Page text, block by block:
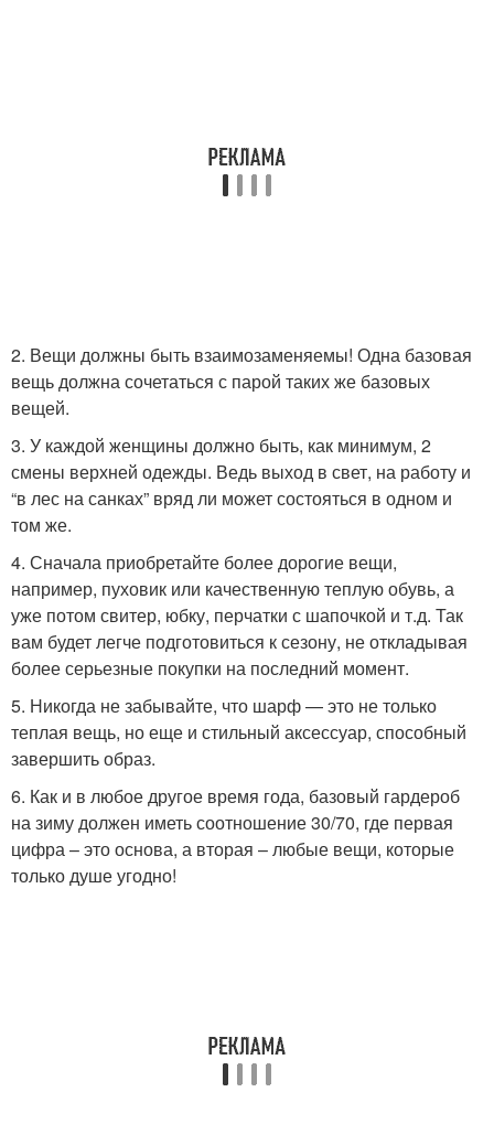
2. Вещи должны быть взаимозаменяемы! Одна базовая
вещь должна сочетаться с парой таких же базовых
вещей.
3. У каждой женщины должно быть, как минимум, 2
смены верхней одежды. Ведь выход в свет, на работу и
“в лес на санках” вряд ли может состояться в одном и
том же.
4. Сначала приобретайте более дорогие вещи,
например, пуховик или качественную теплую обувь, а
уже потом свитер, юбку, перчатки с шапочкой и т.д. Так
вам будет легче подготовиться к сезону, не откладывая
более серьезные покупки на последний момент.
5. Никогда не забывайте, что шарф — это не только
теплая вещь, но еще и стильный аксессуар, способный
завершить образ.
6. Как и в любое другое время года, базовый гардероб
на зиму должен иметь соотношение 30/70, где первая
цифра – это основа, а вторая – любые вещи, которые
только душе угодно!